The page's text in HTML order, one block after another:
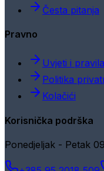
Česta pitanja
Pravno
Uvjeti i
Politika
Kolačići
Korisnička podrška
Ponedjeljak - Petak